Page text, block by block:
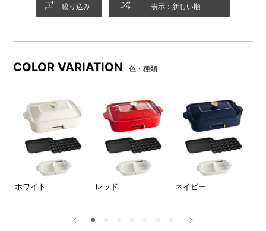
「BRUNO」キッチン家電のギフトセット一覧はこちら！
オリジナルスリーブ付きのギフトセット。シーンに合わせてメ
ッセージをお選びいただけます。≪詳細はこちら≫
絞り込み 表示：新しい順
COLOR VARIATION 色・種類
ホワイト レッド ネイビー